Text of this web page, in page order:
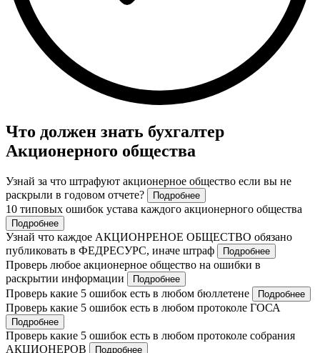
Что должен знать бухгалтер
Акционерного общества
Узнай за что штрафуют акционерное общество если вы не
раскрыли в годовом отчете?
Подробнее
10 типовых ошибок устава каждого акционерного общества
Подробнее
Узнай что каждое АКЦИОНРЕНОЕ ОБЩЕСТВО обязано
публиковать в ФЕДРЕСУРС, иначе штраф
Подробнее
Проверь любое акционерное общество на ошибки в
раскрытии информации
Подробнее
Проверь какие 5 ошибок есть в любом бюллетене Подробнее
Проверь какие 5 ошибок есть в любом протоколе ГОСА
Подробнее
Проверь какие 5 ошибок есть в любом протоколе собрания
АКЦИОНЕРОВ
Подробнее